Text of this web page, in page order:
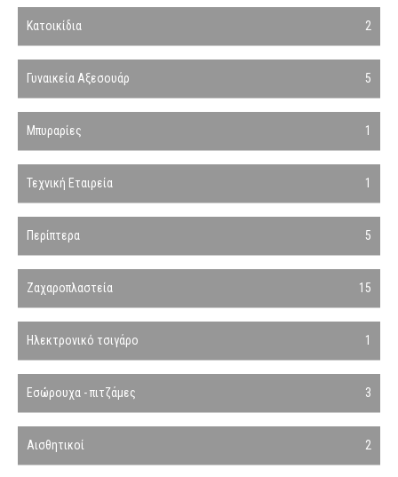
Κατοικίδια 2
Γυναικεία Αξεσουάρ 5
Μπυραρίες 1
Τεχνική Εταιρεία 1
Περίπτερα 5
Ζαχαροπλαστεία 15
Ηλεκτρονικό τσιγάρο 1
Εσώρουχα - πιτζάμες 3
Αισθητικοί 2